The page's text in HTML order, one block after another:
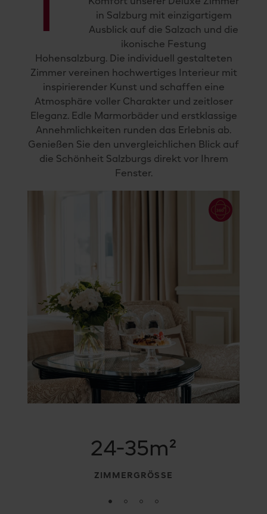
T
Komfort unserer Deluxe Zimmer
in Salzburg mit einzigartigem
Ausblick auf die Salzach und die
ikonische Festung
Hohensalzburg. Die individuell gestalteten
Zimmer vereinen hochwertiges Interieur mit
inspirierender Kunst und schaffen eine
Atmosphäre voller Charakter und zeitloser
Eleganz. Edle Marmorbäder und erstklassige
Annehmlichkeiten runden das Erlebnis ab.
Genießen Sie den unvergleichlichen Blick auf
die Schönheit Salzburgs direkt vor Ihrem
Fenster.
24-35m²
ZIMMERGRÖSSE